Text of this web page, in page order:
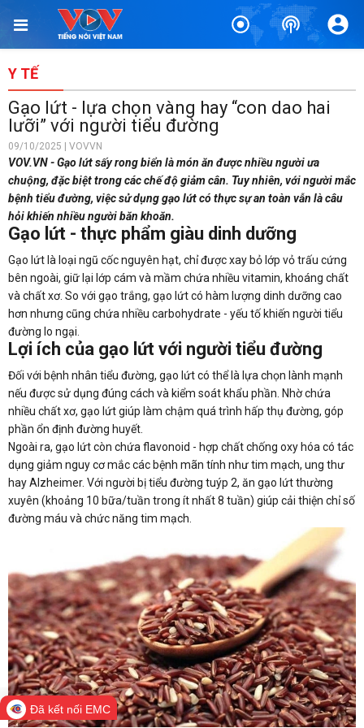
Y TẾ
Gạo lứt - lựa chọn vàng hay “con dao hai
lưỡi” với người tiểu đường
09/10/2025 | VOVVN
VOV.VN - Gạo lứt sấy rong biển là món ăn được nhiều người ưa
chuộng, đặc biệt trong các chế độ giảm cân. Tuy nhiên, với người mắc
bệnh tiểu đường, việc sử dụng gạo lứt có thực sự an toàn vẫn là câu
hỏi khiến nhiều người băn khoăn.
Gạo lứt - thực phẩm giàu dinh dưỡng
Gạo lứt là loại ngũ cốc nguyên hạt, chỉ được xay bỏ lớp vỏ trấu cứng
bên ngoài, giữ lại lớp cám và mầm chứa nhiều vitamin, khoáng chất
và chất xơ. So với gạo trắng, gạo lứt có hàm lượng dinh dưỡng cao
hơn nhưng cũng chứa nhiều carbohydrate - yếu tố khiến người tiểu
đường lo ngại.
Lợi ích của gạo lứt với người tiểu đường
Đối với bệnh nhân tiểu đường, gạo lứt có thể là lựa chọn lành mạnh
nếu được sử dụng đúng cách và kiểm soát khẩu phần. Nhờ chứa
nhiều chất xơ, gạo lứt giúp làm chậm quá trình hấp thụ đường, góp
phần ổn định đường huyết.
Ngoài ra, gạo lứt còn chứa flavonoid - hợp chất chống oxy hóa có tác
dụng giảm nguy cơ mắc các bệnh mãn tính như tim mạch, ung thư
hay Alzheimer. Với người bị tiểu đường tuýp 2, ăn gạo lứt thường
xuyên (khoảng 10 bữa/tuần trong ít nhất 8 tuần) giúp cải thiện chỉ số
đường máu và chức năng tim mạch.
Đã kết nối EMC